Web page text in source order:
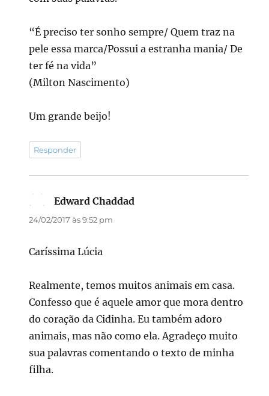
“É preciso ter sonho sempre/ Quem traz na
pele essa marca/Possui a estranha mania/ De
ter fé na vida”
(Milton Nascimento)
Um grande beijo!
Responder
Edward Chaddad
24/02/2017 às 9:52 pm
Caríssima Lúcia
Realmente, temos muitos animais em casa.
Confesso que é aquele amor que mora dentro
do coração da Cidinha. Eu também adoro
animais, mas não como ela. Agradeço muito
sua palavras comentando o texto de minha
filha.